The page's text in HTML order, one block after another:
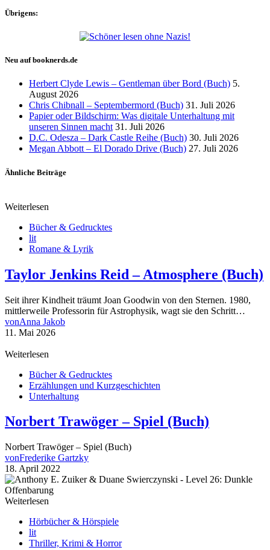
Übrigens:
Neu auf booknerds.de
Herbert Clyde Lewis – Gentleman über Bord (Buch) 5.
August 2026
Chris Chibnall – Septembermord (Buch) 31. Juli 2026
Papier oder Bildschirm: Was digitale Unterhaltung mit
unseren Sinnen macht 31. Juli 2026
D.C. Odesza – Dark Castle Reihe (Buch) 30. Juli 2026
Megan Abbott – El Dorado Drive (Buch) 27. Juli 2026
Ähnliche Beiträge
Weiterlesen
Bücher & Gedrucktes
lit
Romane & Lyrik
Taylor Jenkins Reid – Atmosphere (Buch)
Seit ihrer Kindheit träumt Joan Goodwin von den Sternen. 1980,
mittlerweile Professorin für Astrophysik, wagt sie den Schritt…
vonAnna Jakob
11. Mai 2026
Weiterlesen
Bücher & Gedrucktes
Erzählungen und Kurzgeschichten
Unterhaltung
Norbert Trawöger – Spiel (Buch)
Norbert Trawöger – Spiel (Buch)
vonFrederike Gartzky
18. April 2022
Weiterlesen
Hörbücher & Hörspiele
lit
Thriller, Krimi & Horror